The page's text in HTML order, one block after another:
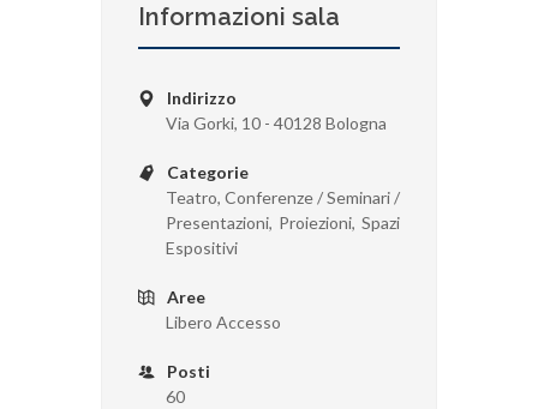
Informazioni sala
Indirizzo
Via Gorki, 10 - 40128 Bologna
Categorie
Teatro, Conferenze / Seminari /
Presentazioni, Proiezioni, Spazi
Espositivi
Aree
Libero Accesso
Posti
60